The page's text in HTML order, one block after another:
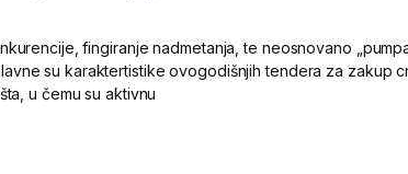
fingiranje nadmetanja, te neosnovano
su karaktertistike ovogodišnjih tendera za zakup
u čemu su aktivnu